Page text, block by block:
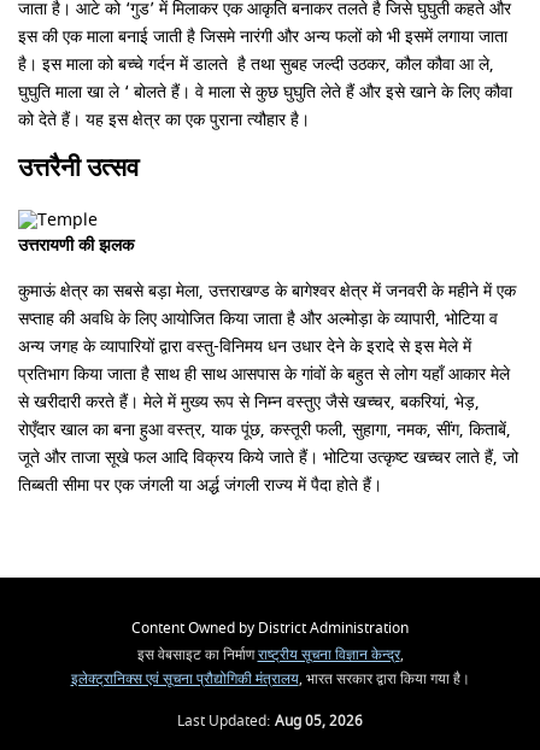
जाता है। आटे को ‘गुड’ में मिलाकर एक आकृति बनाकर तलते है जिसे घुघुती कहते और
इस की एक माला बनाई जाती है जिसमे नारंगी और अन्य फलों को भी इसमें लगाया जाता
है। इस माला को बच्चे गर्दन में डालते है तथा सुबह जल्दी उठकर, कौल कौवा आ ले,
घुघुति माला खा ले ‘ बोलते हैं। वे माला से कुछ घुघुति लेते हैं और इसे खाने के लिए कौवा
को देते हैं। यह इस क्षेत्र का एक पुराना त्यौहार है।
उत्तरैनी उत्सव
उत्तरायणी की झलक
कुमाऊं क्षेत्र का सबसे बड़ा मेला, उत्तराखण्ड के बागेश्वर क्षेत्र में जनवरी के महीने में एक
सप्ताह की अवधि के लिए आयोजित किया जाता है और अल्मोड़ा के व्यापारी, भोटिया व
अन्य जगह के व्यापारियों द्वारा वस्तु-विनिमय धन उधार देने के इरादे से इस मेले में
प्रतिभाग किया जाता है साथ ही साथ आसपास के गांवों के बहुत से लोग यहाँ आकार मेले
से खरीदारी करते हैं। मेले में मुख्य रूप से निम्न वस्तुए जैसे खच्चर, बकरियां, भेड़,
रोएँदार खाल का बना हुआ वस्त्र, याक पूंछ, कस्तूरी फली, सुहागा, नमक, सींग, किताबें,
जूते और ताजा सूखे फल आदि विक्रय किये जाते हैं। भोटिया उत्कृष्ट खच्चर लाते हैं, जो
तिब्बती सीमा पर एक जंगली या अर्द्ध जंगली राज्य में पैदा होते हैं।
Content Owned by District Administration
इस वेबसाइट का निर्माणराष्ट्रीय सूचना विज्ञान केन्द्र,
इलेक्ट्रानिक्स एवं सूचना प्रौद्योगिकी मंत्रालय, भारत सरकार द्वारा किया गया है।
Last Updated: Aug 05, 2026